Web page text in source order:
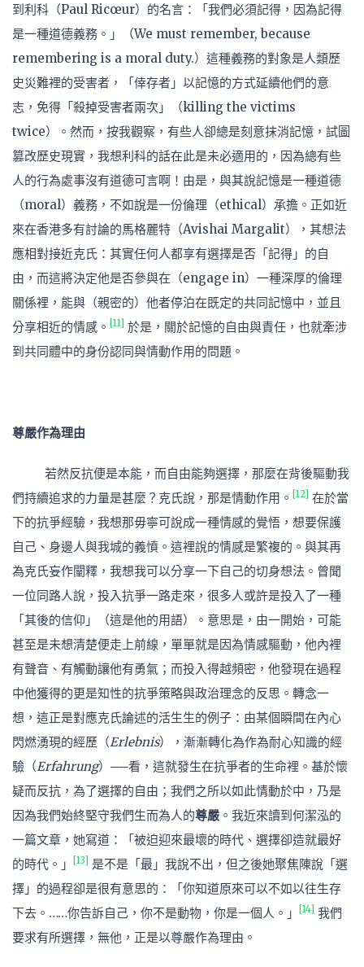
到利科（Paul Ricœur）的名言：「我們必須記得，因為記得
是一種道德義務。」（We must remember, because
remembering is a moral duty.）這種義務的對象是人類歷
史災難裡的受害者，「倖存者」以記憶的方式延續他們的意
志，免得「殺掉受害者兩次」（killing the victims
twice）。然而，按我觀察，有些人卻總是刻意抹消記憶，試圖
篡改歷史現實，我想利科的話在此是未必適用的，因為總有些
人的行為處事沒有道德可言啊！由是，與其說記憶是一種道德
（moral）義務，不如說是一份倫理（ethical）承擔。正如近
來在香港多有討論的馬格麗特（Avishai Margalit），其想法
應相對接近克氏：其實任何人都享有選擇是否「記得」的自
由，而這將決定他是否參與在（engage in）一種深厚的倫理
關係裡，能與（親密的）他者停泊在既定的共同記憶中，並且
分享相近的情感。
[11] 於是，關於記憶的自由與責任，也就牽涉
到共同體中的身份認同與情動作用的問題。
尊嚴作為理由
若然反抗便是本能，而自由能夠選擇，那麼在背後驅動我
們持續追求的力量是甚麼？克氏說，那是情動作用。
[12] 在於當
下的抗爭經驗，我想那毋寧可說成一種情感的覺悟，想要保護
自己、身邊人與我城的義憤。這裡說的情感是繁複的。與其再
為克氏妄作闡釋，我想我可以分享一下自己的切身想法。曾聞
一位同路人說，投入抗爭一路走來，很多人或許是投入了一種
「其後的信仰」（這是他的用語）。意思是，由一開始，可能
甚至是未想清楚便走上前線，單單就是因為情感驅動，他內裡
有聲音、有觸動讓他有勇氣；而投入得越頻密，他發現在過程
中他獲得的更是知性的抗爭策略與政治理念的反思。轉念一
想，這正是對應克氏論述的活生生的例子：由某個瞬間在內心
閃燃湧現的經歷（Erlebnis），漸漸轉化為作為耐心知識的經
驗（Erfahrung）──看，這就發生在抗爭者的生命裡。基於懷
疑而反抗，為了選擇的自由；我們之所以如此情動於中，乃是
因為我們始終堅守我們生而為人的尊嚴 。我近來讀到何潔泓的
一篇文章，她寫道：「被迫迎來最壞的時代、選擇卻造就最好
的時代。」
[13]
是不是「最」我說不出，但之後她聚焦陳說「選
擇」的過程卻是很有意思的：「你知道原來可以不如以往生存
下去。……你告訴自己，你不是動物，你是一個人。」
[14] 我們
要求有所選擇，無他，正是以尊嚴作為理由。